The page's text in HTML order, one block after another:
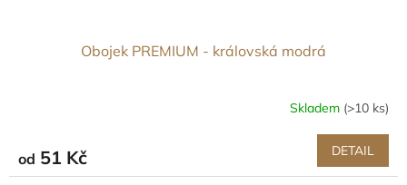
Obojek PREMIUM - královská modrá
Skladem (>10 ks)
od 51 Kč DETAIL